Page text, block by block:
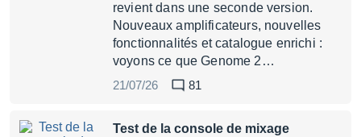
revient dans une seconde version.
Nouveaux amplificateurs, nouvelles
fonctionnalités et catalogue enrichi :
voyons ce que Genome 2…
21/07/26
81
Test de la console de mixage